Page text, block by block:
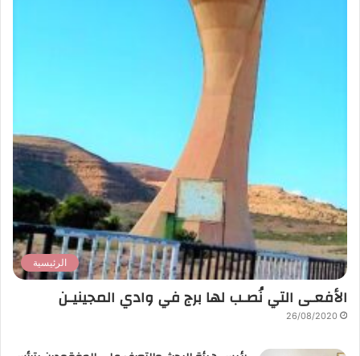
الرئيسية
الأفعـى التي نُصـب لها برج في وادي المجينيـن
26/08/2020